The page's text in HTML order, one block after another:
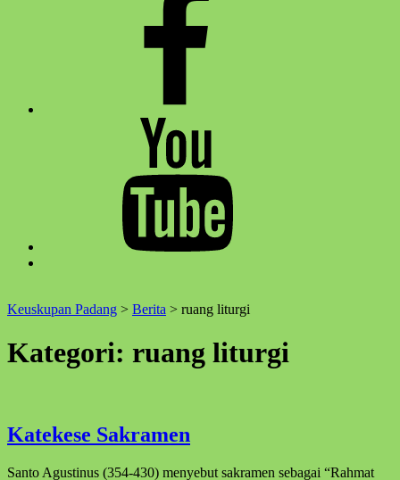
↑
Keuskupan Padang > Berita > ruang liturgi
Kategori: ruang liturgi
Katekese Sakramen
Santo Agustinus (354-430) menye­but sakramen sebagai “Rahmat